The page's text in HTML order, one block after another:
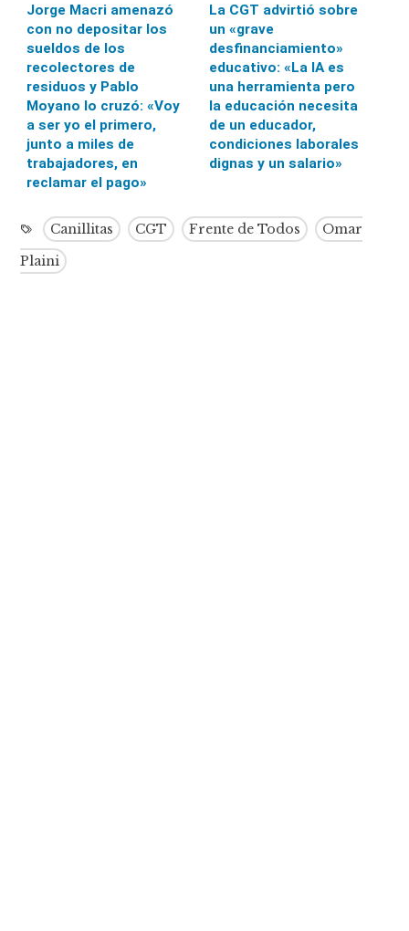
Jorge Macri amenazó
con no depositar los
sueldos de los
recolectores de
residuos y Pablo
Moyano lo cruzó: «Voy
a ser yo el primero,
junto a miles de
trabajadores, en
reclamar el pago»
La CGT advirtió sobre
un «grave
desfinanciamiento»
educativo: «La IA es
una herramienta pero
la educación necesita
de un educador,
condiciones laborales
dignas y un salario»
Canillitas CGT Frente de Todos
Omar
Plaini